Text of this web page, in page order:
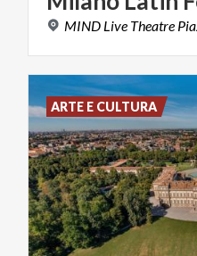
MIND Live Theatre
ARTE E CULTURA